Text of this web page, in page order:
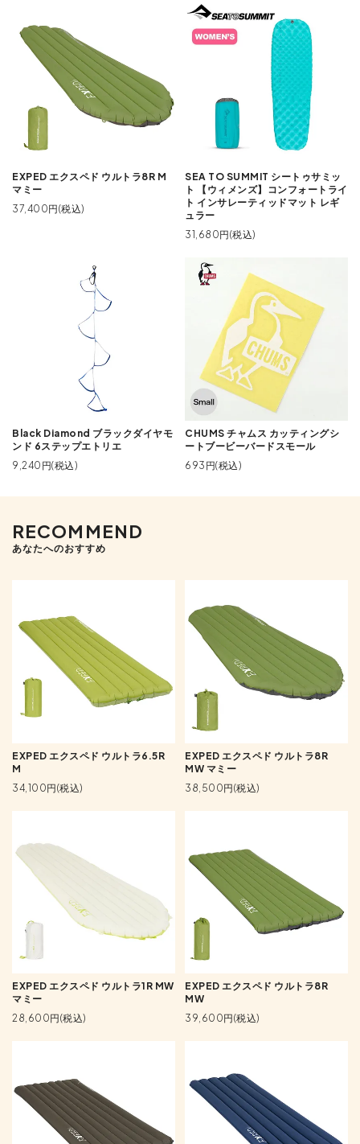
EXPED エクスペド ウルトラ8R M
マミー
37,400円(税込)
SEA TO SUMMIT シートゥサミッ
ト 【ウィメンズ】コンフォートライ
ト インサレーティッドマット レギ
ュラー
31,680円(税込)
Black Diamond ブラックダイヤモ
ンド 6ステップエトリエ
9,240円(税込)
CHUMS チャムス カッティングシ
ートブービーバードスモール
693円(税込)
RECOMMEND
あなたへのおすすめ
EXPED エクスペド ウルトラ6.5R
M
34,100円(税込)
EXPED エクスペド ウルトラ8R
MW マミー
38,500円(税込)
EXPED エクスペド ウルトラ1R MW
マミー
28,600円(税込)
EXPED エクスペド ウルトラ8R
MW
39,600円(税込)